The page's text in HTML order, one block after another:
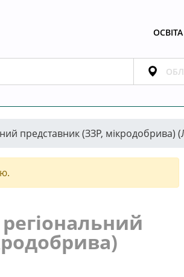
ОСВІТА
представник (ЗЗР, мікродобрива)